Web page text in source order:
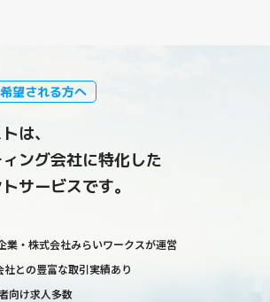
望される方へ
は、
ング会社に特化した
サービスです。
業・株式会社みらいワークスが運営
社との豊富な取引実績あり
向け求人多数